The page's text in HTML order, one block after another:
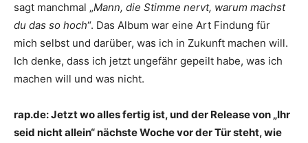
sagt manchmal „Mann, die Stimme nervt, warum machst
du das so hoch“. Das Album war eine Art Findung für
mich selbst und darüber, was ich in Zukunft machen will.
Ich denke, dass ich jetzt ungefähr gepeilt habe, was ich
machen will und was nicht.
rap.de:Jetzt wo alles fertig ist, und der Release von „Ihr
seid nicht allein“ nächste Woche vor der Tür steht, wie